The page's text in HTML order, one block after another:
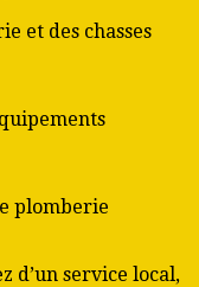
et des chasses
plomberie
d’un service local,